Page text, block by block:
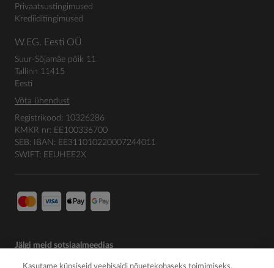
Privaatsustingimused
Krediiditingimused
W.EG. Eesti OÜ
Suur-Sõjamäe põik 11
Tallinn 11415
Eesti
Võta ühendust
Registrikood: 10326286
KMKR nr: EE100336700
SEB: IBAN: EE311010220007244011
SWIFT: EEUHEE2X
Jälgi meid sotsiaalmeedias